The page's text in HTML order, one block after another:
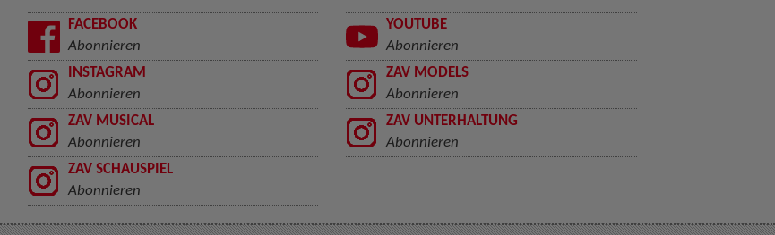
FACEBOOK
Abonnieren
YOUTUBE
Abonnieren
INSTAGRAM
Abonnieren
ZAV MODELS
Abonnieren
ZAV MUSICAL
Abonnieren
ZAV UNTERHALTUNG
Abonnieren
ZAV SCHAUSPIEL
Abonnieren